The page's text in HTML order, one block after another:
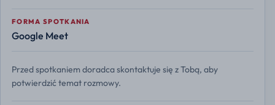
FORMA SPOTKANIA
Google Meet
Przed spotkaniem doradca skontaktuje się z Tobą, aby
potwierdzić temat rozmowy.